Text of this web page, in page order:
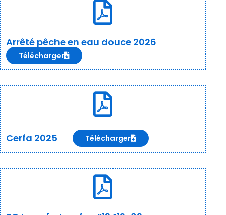
Arrêté pêche en eau douce 2026
Télécharger
Cerfa 2025 Télécharger